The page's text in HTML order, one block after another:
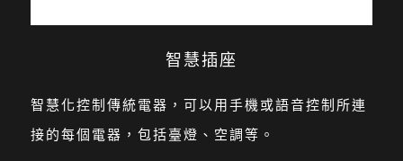
智慧插座
智慧化控制傳統電器，可以用手機或語音控制所連
接的每個電器，包括臺燈、空調等。